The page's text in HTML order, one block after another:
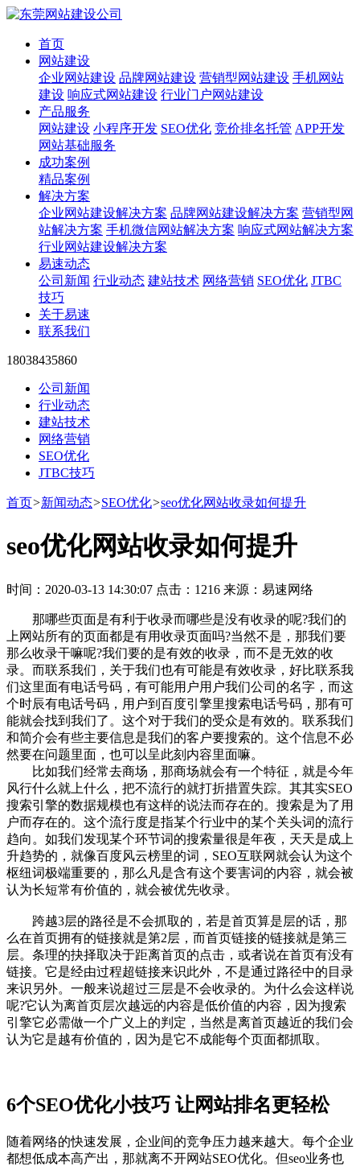
首页
网站建设
企业网站建设 品牌网站建设 营销型网站建设 手机网站
建设 响应式网站建设 行业门户网站建设
产品服务
网站建设 小程序开发 SEO优化 竞价排名托管 APP开发
网站基础服务
成功案例
精品案例
解决方案
企业网站建设解决方案 品牌网站建设解决方案 营销型网
站解决方案 手机微信网站解决方案 响应式网站解决方案
行业网站建设解决方案
易速动态
公司新闻 行业动态 建站技术 网络营销 SEO优化 JTBC
技巧
关于易速
联系我们
18038435860
公司新闻
行业动态
建站技术
网络营销
SEO优化
JTBC技巧
首页>新闻动态>SEO优化>seo优化网站收录如何提升
seo优化网站收录如何提升
时间：2020-03-13 14:30:07 点击：1216 来源：易速网络
那哪些页面是有利于收录而哪些是没有收录的呢?我们的
上网站所有的页面都是有用收录页面吗?当然不是，那我们要
那么收录干嘛呢?我们要的是有效的收录，而不是无效的收
录。而联系我们，关于我们也有可能是有效收录，好比联系我
们这里面有电话号码，有可能用户用户我们公司的名字，而这
个时辰有电话号码，用户到百度引擎里搜索电话号码，那有可
能就会找到我们了。这个对于我们的受众是有效的。联系我们
和简介会有些主要信息是我们的客户要搜索的。这个信息不必
然要在问题里面，也可以呈此刻内容里面嘛。
比如我们经常去商场，那商场就会有一个特征，就是今年
风行什么就上什么，把不流行的就打折措置失踪。其其实SEO
搜索引擎的数据规模也有这样的说法而存在的。搜索是为了用
户而存在的。这个流行度是指某个行业中的某个关头词的流行
趋向。如我们发现某个环节词的搜索量很是年夜，天天是成上
升趋势的，就像百度风云榜里的词，SEO互联网就会认为这个
枢纽词极端重要的，那么凡是含有这个要害词的内容，就会被
认为长短常有价值的，就会被优先收录。
跨越3层的路径是不会抓取的，若是首页算是层的话，那
么在首页拥有的链接就是第2层，而首页链接的链接就是第三
层。条理的抉择取决于距离首页的点击，或者说在首页有没有
链接。它是经由过程超链接来识此外，不是通过路径中的目录
来识另外。一般来说超过三层是不会收录的。为什么会这样说
呢?它认为离首页层次越远的内容是低价值的内容，因为搜索
引擎它必需做一个广义上的判定，当然是离首页越近的我们会
认为它是越有价值的，因为是它不成能每个页面都抓取。
6个SEO优化小技巧 让网站排名更轻松
随着网络的快速发展，企业间的竞争压力越来越大。每个企业
都想低成本高产出，那就离不开网站SEO优化。但seo业务也